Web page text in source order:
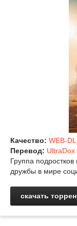
Качество: WEB-
Перевод: UltraDox
Группа
дружбы в мире
скачать